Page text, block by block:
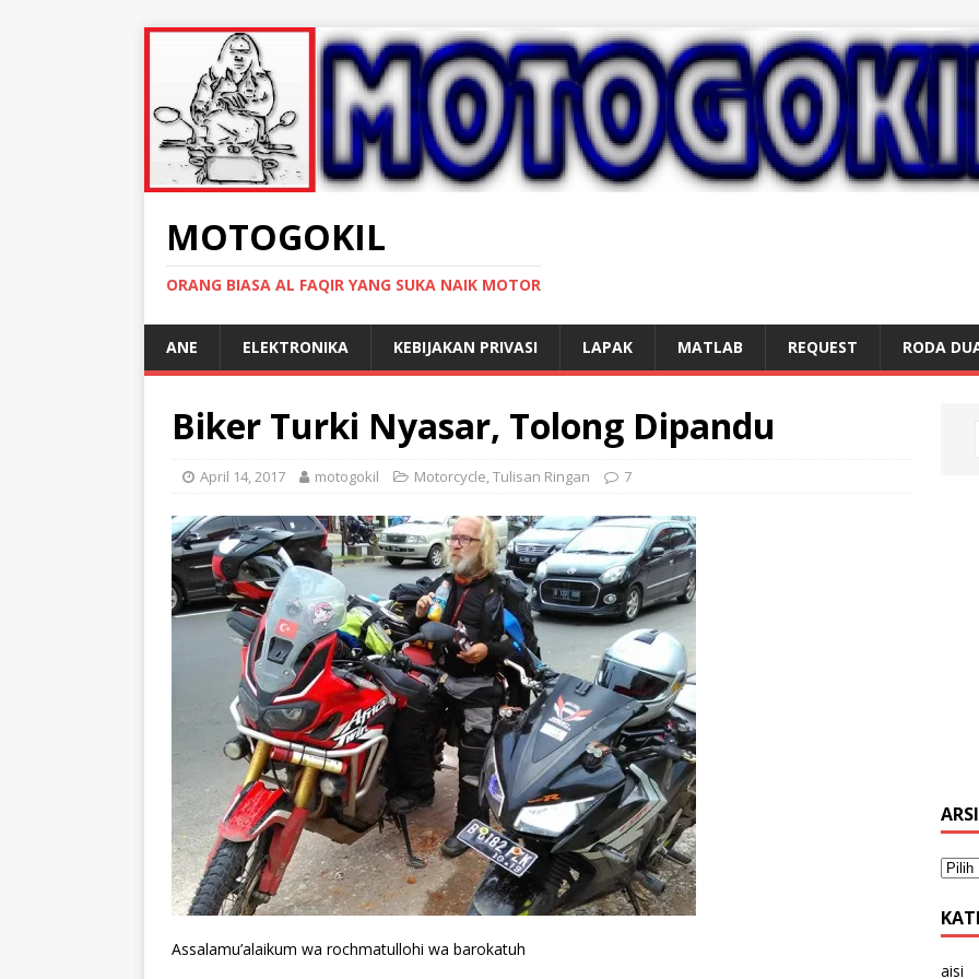
MOTOGOKIL
ORANG BIASA AL FAQIR YANG SUKA NAIK MOTOR
ANE ELEKTRONIKA KEBIJAKAN PRIVASI LAPAK MATLAB REQUEST RODA
Biker Turki Nyasar, Tolong Dipandu
April 14, 2017 motogokil Motorcycle,Tulisan Ringan 7
Assalamu’alaikum wa rochmatullohi wa barokatuh
aisi